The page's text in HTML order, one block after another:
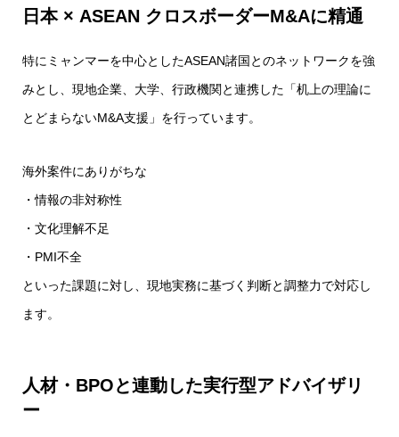
日本 × ASEAN クロスボーダーM&Aに精通
特にミャンマーを中心としたASEAN諸国とのネットワークを強
みとし、現地企業、大学、行政機関と連携した「机上の理論に
とどまらないM&A支援」を行っています。
海外案件にありがちな
・情報の非対称性
・文化理解不足
・PMI不全
といった課題に対し、現地実務に基づく判断と調整力で対応し
ます。
人材・BPOと連動した実行型アドバイザリ
ー